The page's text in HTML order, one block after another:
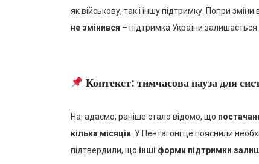
як військову, так і іншу підтримку. Попри зміни
не змінився – підтримка України
Контекст: тимчасова пауза для
Нагадаємо, раніше стало відомо, що
кілька місяців. У Пентагоні це пояснили
підтвердили, що інші форми підтримки